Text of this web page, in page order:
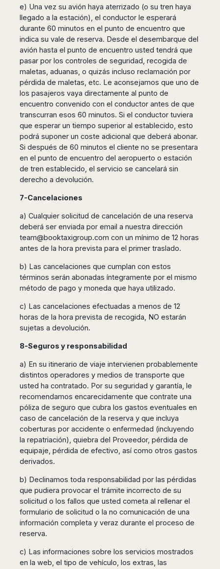
e) Una vez su avión haya aterrizado (o su tren haya
llegado a la estación), el conductor le esperará
durante 60 minutos en el punto de encuentro que
indica su vale de reserva. Desde el desembarque del
avión hasta el punto de encuentro usted tendrá que
pasar por los controles de seguridad, recogida de
maletas, aduanas, o quizás incluso reclamación por
pérdida de maletas, etc. Le aconsejamos que uno de
los pasajeros vaya directamente al punto de
encuentro convenido con el conductor antes de que
transcurran esos 60 minutos. Si el conductor tuviera
que esperar un tiempo superior al establecido, esto
podrá suponer un coste adicional que deberá abonar.
Si después de 60 minutos el cliente no se presentara
en el punto de encuentro del aeropuerto o estación
de tren establecido, el servicio se cancelará sin
derecho a devolución.
7-Cancelaciones
a) Cualquier solicitud de cancelación de una reserva
deberá ser enviada por email a nuestra dirección
team@booktaxigroup.com con un mínimo de 12 horas
antes de la hora prevista para el primer traslado.
b) Las cancelaciones que cumplan con estos
términos serán abonadas íntegramente por el mismo
método de pago y moneda que haya utilizado.
c) Las cancelaciones efectuadas a menos de 12
horas de la hora prevista de recogida, NO estarán
sujetas a devolución.
8-Seguros y responsabilidad
a) En su itinerario de viaje intervienen probablemente
distintos operadores y medios de transporte que
usted ha contratado. Por su seguridad y garantía, le
recomendamos encarecidamente que contrate una
póliza de seguro que cubra los gastos eventuales en
caso de cancelación de la reserva y que incluya
coberturas por accidente o enfermedad (incluyendo
la repatriación), quiebra del Proveedor, pérdida de
equipaje, pérdida de efectivo, así como otros gastos
derivados.
b) Declinamos toda responsabilidad por las pérdidas
que pudiera provocar el trámite incorrecto de su
solicitud o los fallos que usted cometa al rellenar el
formulario de solicitud o la no comunicación de una
información completa y veraz durante el proceso de
reserva.
c) Las informaciones sobre los servicios mostrados
en la web, el tipo de vehículo, los extras, las